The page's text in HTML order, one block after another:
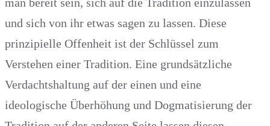
und sich von ihr etwas sagen zu lassen. Diese
prinzipielle Offenheit ist der Schlüssel zum
Verstehen einer Tradition. Eine grundsätzliche
Verdachtshaltung auf der einen und eine
ideologische Überhöhung und Dogmatisierung der